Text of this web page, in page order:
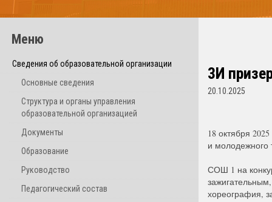
Меню
Сведения об образовательной организации
Основные сведения
Структура и органы управления
образовательной организацией
Документы
Образование
Руководство
Педагогический состав
3И
20.10.2025
18 октября
и
СОШ 1 на
хореография,